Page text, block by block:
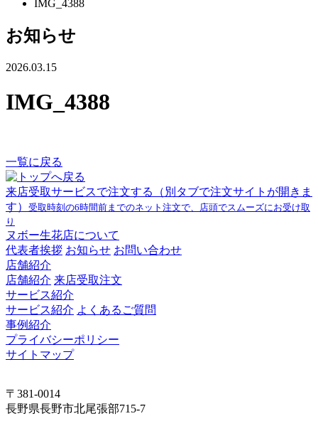
IMG_4388
お知らせ
2026.03.15
IMG_4388
一覧に戻る
来店受取サービスで注文する
（別タブで注文サイトが開きま
す） 受取時刻の6時間前までのネット注文で、店頭でスムーズにお受け取
り
ヌボー生花店について
代表者挨拶 お知らせ お問い合わせ
店舗紹介
店舗紹介 来店受取注文
サービス紹介
サービス紹介 よくあるご質問
事例紹介
プライバシーポリシー
サイトマップ
〒381-0014
長野県長野市北尾張部715-7